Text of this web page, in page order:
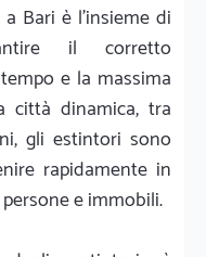
Bari è l'insieme di
il corretto
e la massima
città dinamica, tra
gli estintori sono
rapidamente in
e immobili.